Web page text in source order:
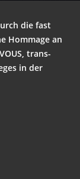
die fast
Hom­mage an
VOUS, trans­
in der